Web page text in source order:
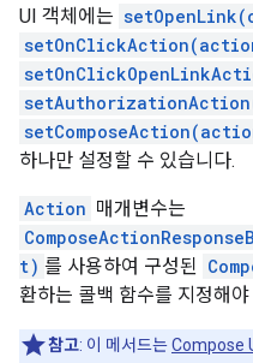
UI 객체에는
하나만 설정할 수 있습니다.
Action 매개변수는
t) 를 사용하여 구성된
환하는 콜백 함수를 지정해야
참고: 이 메서드는Compose